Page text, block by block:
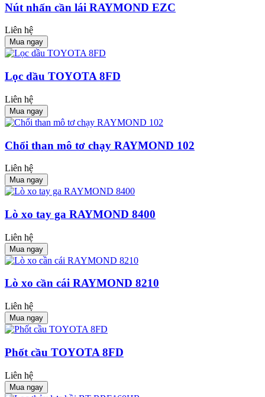
Nút nhấn cần lái RAYMOND EZC
Liên hệ
Mua ngay
Lọc dầu TOYOTA 8FD
Liên hệ
Mua ngay
Chổi than mô tơ chạy RAYMOND 102
Liên hệ
Mua ngay
Lò xo tay ga RAYMOND 8400
Liên hệ
Mua ngay
Lò xo cần cái RAYMOND 8210
Liên hệ
Mua ngay
Phốt cầu TOYOTA 8FD
Liên hệ
Mua ngay